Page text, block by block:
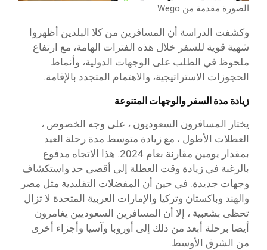
الصورة مقدمة من Wego
وكشفت الدراسة أن المسافرين من كلا البلدين أظهروا
شهية قوية للسفر خلال هذه الفترات الهامة، مع ارتفاع
ملحوظ في الطلب على الوجهات الدولية، وأنماط
الحجوزات الاستراتيجية، والاهتمام المتجدد بالإقامة.
زيادة مدة السفر والوجهات المتنوعة
يختار المسافرون السعوديون ، على وجه الخصوص ،
العطلات الأطول ، مع زيادة متوسط مدة رحلة العيد
بمقدار يومين مقارنة بعام 2024. هذا الاتجاه مدفوع
بالرغبة في زيادة وقت العطلة إلى أقصى حد واستكشاف
وجهات جديدة. في حين أن المفضلات التقليدية مثل مصر
والهند وباكستان وتركيا والإمارات العربية المتحدة لا تزال
تحظى بشعبية ، إلا أن المسافرين السعوديين يغامرون
أيضا برحلة أبعد من ذلك إلى أوروبا وآسيا وأجزاء أخرى
من الشرق الأوسط.